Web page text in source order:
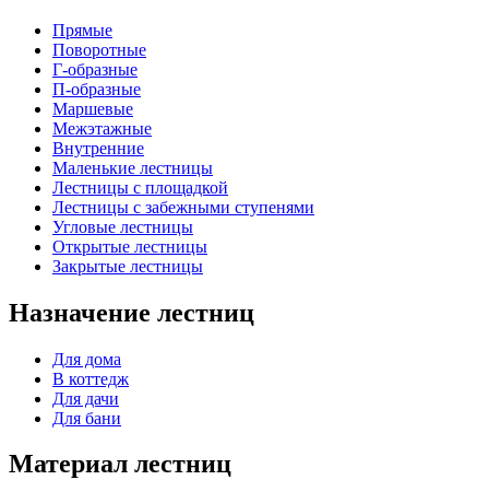
Прямые
Поворотные
Г-образные
П-образные
Маршевые
Межэтажные
Внутренние
Маленькие лестницы
Лестницы с площадкой
Лестницы с забежными ступенями
Угловые лестницы
Открытые лестницы
Закрытые лестницы
Назначение лестниц
Для дома
В коттедж
Для дачи
Для бани
Материал лестниц